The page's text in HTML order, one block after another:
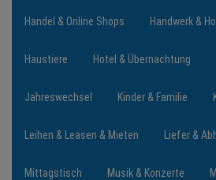
JOBS
Handel & Online Shops Handwerk &
Haustiere Hotel & Übernachtung
Jahreswechsel Kinder & Familie
Leihen & Leasen & Mieten Liefer &
Mittagstisch Musik & Konzerte